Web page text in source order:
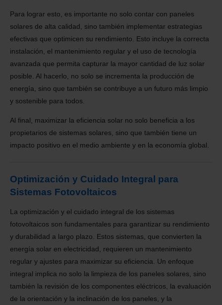
Para lograr esto, es importante no solo contar con paneles
solares de alta calidad, sino también implementar estrategias
efectivas que optimicen su rendimiento. Esto incluye la correcta
instalación, el mantenimiento regular y el uso de tecnología
avanzada que permita capturar la mayor cantidad de luz solar
posible. Al hacerlo, no solo se incrementa la producción de
energía, sino que también se contribuye a un futuro más limpio
y sostenible para todos.
Al final, maximizar la eficiencia solar no solo beneficia a los
propietarios de sistemas solares, sino que también tiene un
impacto positivo en el medio ambiente y en la economía global.
Optimización y Cuidado Integral para
Sistemas Fotovoltaicos
La optimización y el cuidado integral de los sistemas
fotovoltaicos son fundamentales para garantizar su rendimiento
y durabilidad a largo plazo. Estos sistemas, que convierten la
energía solar en electricidad, requieren un mantenimiento
regular y ajustes para maximizar su eficiencia. Un enfoque
integral implica no solo la limpieza de los paneles solares, sino
también la revisión de los componentes eléctricos, la evaluación
de la orientación y la inclinación de los paneles, y la